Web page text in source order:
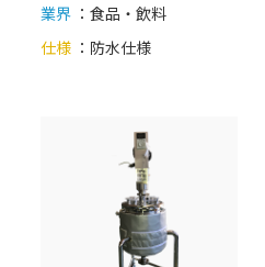
業界 ：食品・飲料
仕様 ： 防水仕様